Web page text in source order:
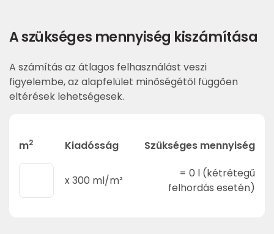
A szükséges mennyiség kiszámítása
A számítás az átlagos felhasználást veszi
figyelembe, az alapfelület minőségétől függően
eltérések lehetségesek.
m2 Kiadósság Szükséges mennyiség
x300 ml/m²
= 0 l (kétrétegű
felhordás esetén)